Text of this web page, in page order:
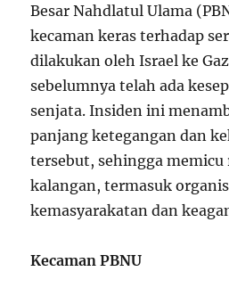
Besar Nahdlatul Ulama
kecaman keras terhadap
dilakukan oleh Israel ke
sebelumnya telah ada
senjata. Insiden ini
panjang ketegangan dan
tersebut, sehingga memicu
kalangan, termasuk
kemasyarakatan dan
Kecaman PBNU